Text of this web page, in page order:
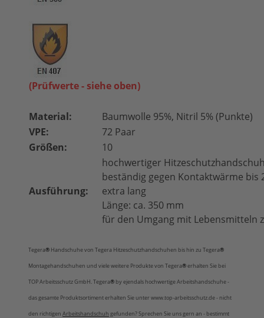
(Prüfwerte - siehe oben)
Material:
Baumwolle 95%, Nitril 5% (Punkte)
VPE:
72 Paar
Größen:
10
Ausführung:
hochwertiger
beständig gegen Kontaktwärme bis
extra lang
Länge: ca. 350 mm
für den Umgang mit Lebensmitteln
Tegera® Handschuhevon Tegera Hitzeschutzhandschuhen bis hin zu Tegera®
Montagehandschuhen und viele weitere Produkte von Tegera®erhalten Sie bei
TOP Arbeitsschutz GmbH. Tegera® by ejendals hochwertige Arbeitshandschuhe -
das gesamte Produktsortiment erhalten Sie unter www.top-arbeitsschutz.de - nicht
den richtigen Arbeitshandschuh gefunden? Sprechen Sie uns gern an - bestimmt